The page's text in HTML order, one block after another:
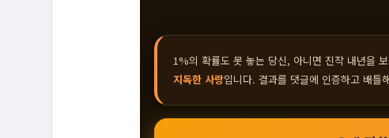
1%의 확률도 못 놓는 당신, 아니면 진작 내년을
지독한 사랑입니다. 결과를 댓글에 인증하고 배틀